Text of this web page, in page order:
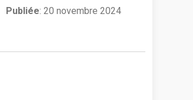
Publiée: 20 novembre 2024